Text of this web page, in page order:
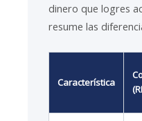
dinero que logres
resume las
Característica